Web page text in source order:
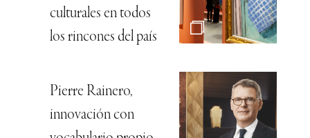
culturales en todos
los rincones del país
Pierre Rainero,
innovación con